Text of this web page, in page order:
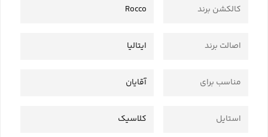
کالکشن برند Rocco
اصالت برند ایتالیا
مناسب برای آقایان
استایل کلاسیک